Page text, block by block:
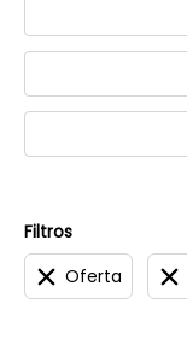
Filtros
Oferta